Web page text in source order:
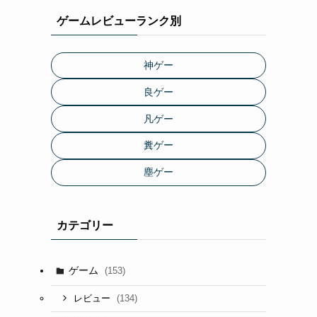
ゲームレビューランク別
神ゲー
良ゲー
凡ゲー
糞ゲー
塵ゲー
カテゴリー
ゲーム (153)
レビュー (134)